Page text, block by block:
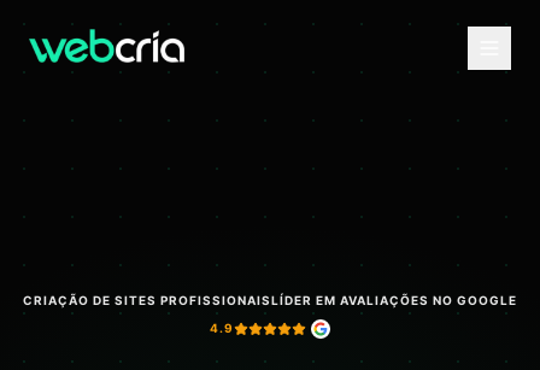
CRIAÇÃO DE SITES PROFISSIONAISLÍDER EM AVALIAÇÕES NO GOOGLE
4.9